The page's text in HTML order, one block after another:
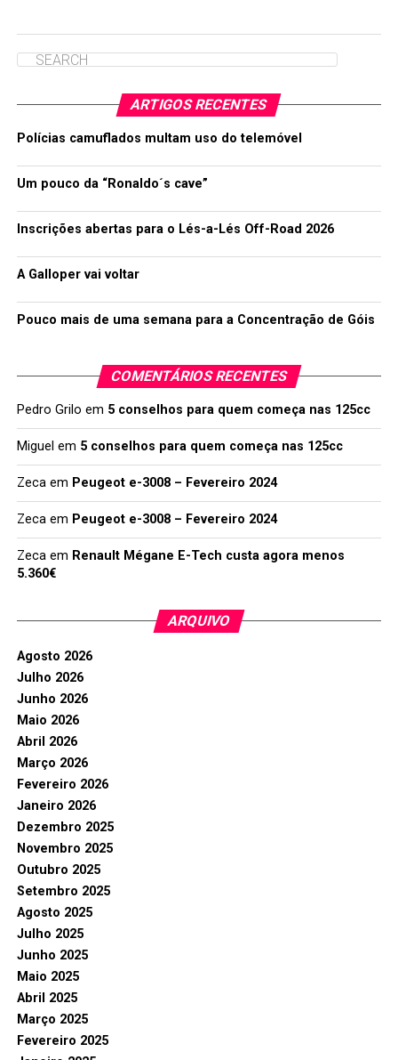
ARTIGOS RECENTES
Polícias camuflados multam uso do telemóvel
Um pouco da “Ronaldo´s cave”
Inscrições abertas para o Lés-a-Lés Off-Road 2026
A Galloper vai voltar
Pouco mais de uma semana para a Concentração de Góis
COMENTÁRIOS RECENTES
Pedro Grilo em 5 conselhos para quem começa nas 125cc
Miguel em 5 conselhos para quem começa nas 125cc
Zecaem Peugeot e-3008 – Fevereiro 2024
Zecaem Peugeot e-3008 – Fevereiro 2024
Zecaem Renault Mégane E-Tech custa agora menos
5.360€
ARQUIVO
Agosto 2026
Julho 2026
Junho 2026
Maio 2026
Abril 2026
Março 2026
Fevereiro 2026
Janeiro 2026
Dezembro 2025
Novembro 2025
Outubro 2025
Setembro 2025
Agosto 2025
Julho 2025
Junho 2025
Maio 2025
Abril 2025
Março 2025
Fevereiro 2025